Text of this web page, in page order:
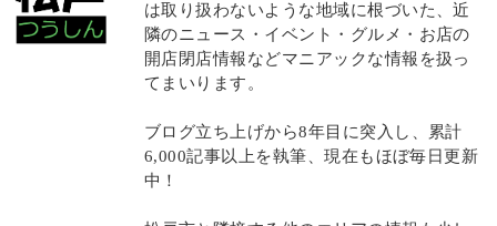
は取り扱わないような地域に根づいた、近
隣のニュース・イベント・グルメ・お店の
開店閉店情報などマニアックな情報を扱っ
てまいります。
ブログ立ち上げから8年目に突入し、累計
6,000記事以上を執筆、現在もほぼ毎日更新
中！